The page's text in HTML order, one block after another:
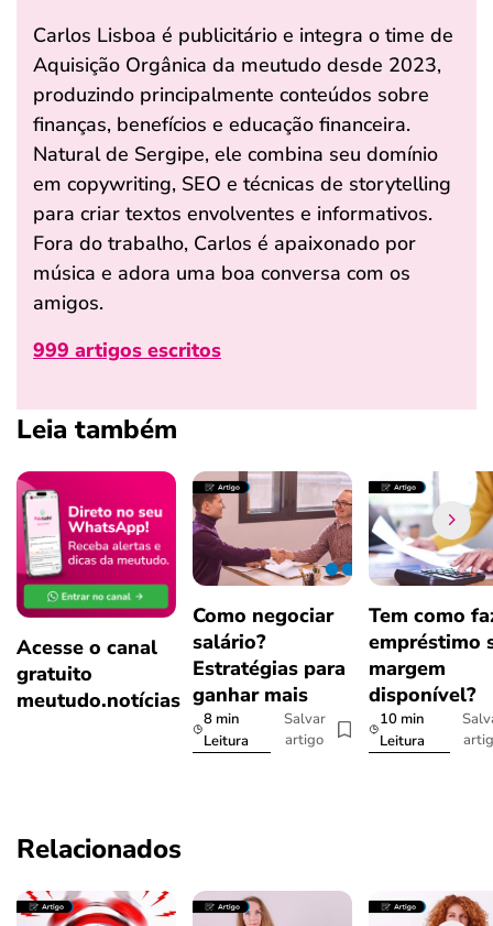
Carlos Lisboa é publicitário e integra o time de
Aquisição Orgânica da meutudo desde 2023,
produzindo principalmente conteúdos sobre
finanças, benefícios e educação financeira.
Natural de Sergipe, ele combina seu domínio
em copywriting, SEO e técnicas de storytelling
para criar textos envolventes e informativos.
Fora do trabalho, Carlos é apaixonado por
música e adora uma boa conversa com os
amigos.
999 artigos escritos
Leia também
Acesse o canal
gratuito
meutudo.notícias
Como negociar
salário?
Estratégias para
ganhar mais
8 min
Leitura
Salvar
artigo
Tem como
empréstimo
margem
disponível?
10 min
Leitura
Relacionados